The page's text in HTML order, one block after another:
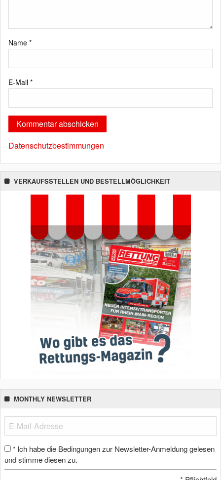
Name *
E-Mail *
Datenschutzbestimmungen
VERKAUFSSTELLEN UND BESTELLMÖGLICHKEIT
MONTHLY NEWSLETTER
* Ich habe die Bedingungen zur Newsletter-Anmeldung gelesen
und stimme diesen zu.